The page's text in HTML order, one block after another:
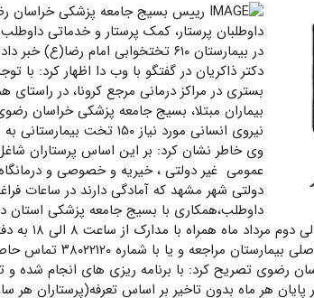
رییس بسیج جامعه پزشکی خراسان
داوطلبان پرستار، کمک پرستار و خدماتی
در بیمارستان ۶۱۰ تختخوابی امام رضا(ع) خبر داد.
دکتر ذاکریان در گفتگو با وب دا اظهار کرد: با
بستری در مراکز درمانی مرجع کرونا، در راستای
بیماران مبتلا، بسیج جامعه پزشکی خراسان
نیروی انسانی مورد نیاز ۱۵۰ تخت بیمارستانی به مدت دو ماه اعلام می دارد.
وی خاطر نشان کرد: بر این اساس پرستاران
عمومی غیر دولتی ، خیریه و خصوصی و
دولتی شهر مشهد که آمادگی دارند در ساعات
داوطلب،همکاری با بسیج جامعه پزشکی استان
می توانند از
و یا با شماره ۳۸۰۲۲۱۲۰ تماس حاصل نمایند.
رضوی تصریح کرد: با برنامه ریزی های انجام شده و